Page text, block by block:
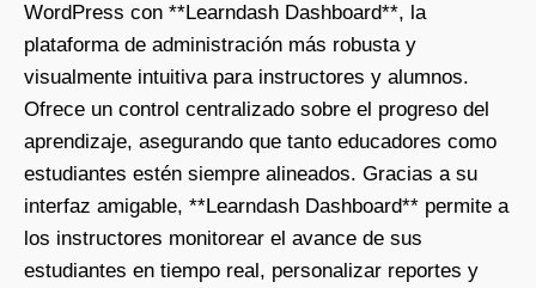
WordPress con **Learndash Dashboard**, la
plataforma de administración más robusta y
visualmente intuitiva para instructores y alumnos.
Ofrece un control centralizado sobre el progreso del
aprendizaje, asegurando que tanto educadores como
estudiantes estén siempre alineados. Gracias a su
interfaz amigable, **Learndash Dashboard** permite a
los instructores monitorear el avance de sus
estudiantes en tiempo real, personalizar reportes y